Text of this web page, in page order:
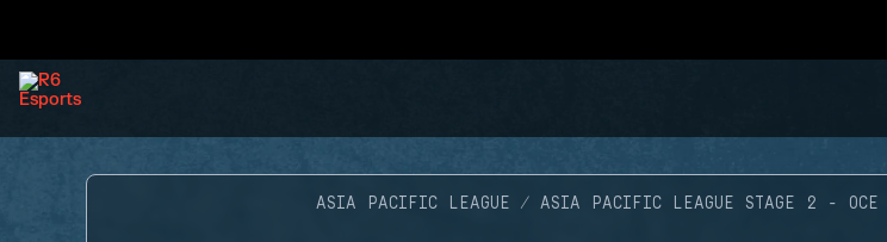
ASIA PACIFIC LEAGUE ASIA PACIFIC LEAGUE STAGE 2 - OCE